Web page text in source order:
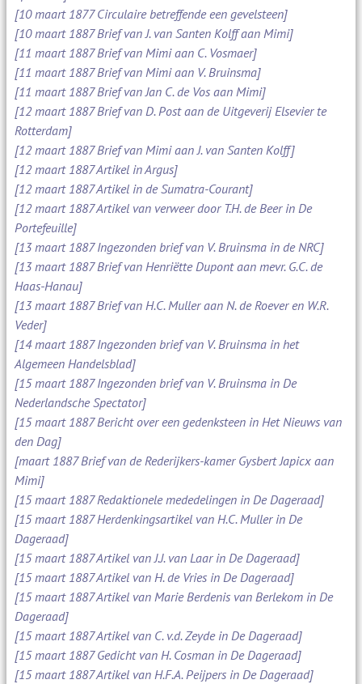
[10 maart 1877 Circulaire betreffende een gevelsteen]
[10 maart 1887 Brief van J. van Santen Kolff aan Mimi]
[11 maart 1887 Brief van Mimi aan C. Vosmaer]
[11 maart 1887 Brief van Mimi aan V. Bruinsma]
[11 maart 1887 Brief van Jan C. de Vos aan Mimi]
[12 maart 1887 Brief van D. Post aan de Uitgeverij Elsevier te
Rotterdam]
[12 maart 1887 Brief van Mimi aan J. van Santen Kolff]
[12 maart 1887 Artikel in Argus]
[12 maart 1887 Artikel in de Sumatra-Courant]
[12 maart 1887 Artikel van verweer door T.H. de Beer in De
Portefeuille]
[13 maart 1887 Ingezonden brief van V. Bruinsma in de NRC]
[13 maart 1887 Brief van Henriëtte Dupont aan mevr. G.C. de
Haas-Hanau]
[13 maart 1887 Brief van H.C. Muller aan N. de Roever en W.R.
Veder]
[14 maart 1887 Ingezonden brief van V. Bruinsma in het
Algemeen Handelsblad]
[15 maart 1887 Ingezonden brief van V. Bruinsma in De
Nederlandsche Spectator]
[15 maart 1887 Bericht over een gedenksteen in Het Nieuws van
den Dag]
[maart 1887 Brief van de Rederijkers-kamer Gysbert Japicx aan
Mimi]
[15 maart 1887 Redaktionele mededelingen in De Dageraad]
[15 maart 1887 Herdenkingsartikel van H.C. Muller in De
Dageraad]
[15 maart 1887 Artikel van J.J. van Laar in De Dageraad]
[15 maart 1887 Artikel van H. de Vries in De Dageraad]
[15 maart 1887 Artikel van Marie Berdenis van Berlekom in De
Dageraad]
[15 maart 1887 Artikel van C. v.d. Zeyde in De Dageraad]
[15 maart 1887 Gedicht van H. Cosman in De Dageraad]
[15 maart 1887 Artikel van H.F.A. Peijpers in De Dageraad]